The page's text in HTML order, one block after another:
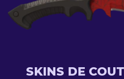
Fusils de Précision
SKINS DE